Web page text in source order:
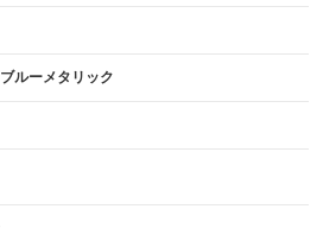
ルーメタリック